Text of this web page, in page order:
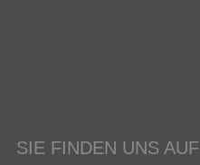
SIE FINDEN UNS AUF